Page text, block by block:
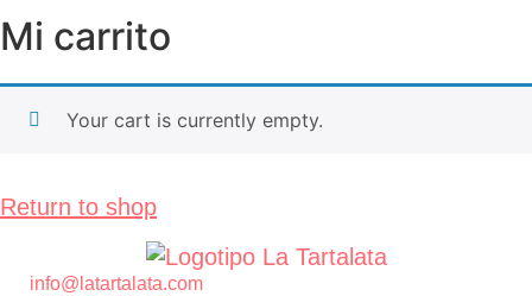
Mi carrito
Your cart is currently empty.
Return to shop
info@latartalata.com